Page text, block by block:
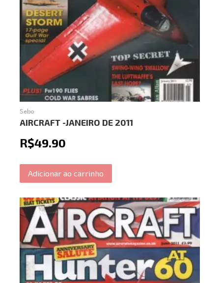
Sebo
AIRCRAFT -JANEIRO DE 2011
R$49.90
Adicionar ao carrinho